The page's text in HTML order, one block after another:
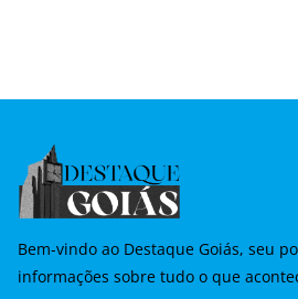
Bem-vindo ao Destaque Goiás, seu
informações sobre tudo o que